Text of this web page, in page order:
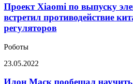
как
машина
расходом
3,5
литра
топлива
на
по
выпуску
электромобилей
встретил
китайских
Проект Xiaomi по выпуску
встретил противодействие
регуляторов
Роботы
Илон
пообещал
23.05.2022
Илон Маск пообещал